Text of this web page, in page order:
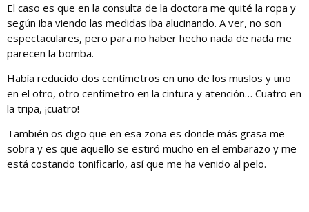
El caso es que en la consulta de la doctora me quité la ropa y
según iba viendo las medidas iba alucinando. A ver, no son
espectaculares, pero para no haber hecho nada de nada me
parecen la bomba.
Había reducido dos centímetros en uno de los muslos y uno
en el otro, otro centímetro en la cintura y atención… Cuatro en
la tripa, ¡cuatro!
También os digo que en esa zona es donde más grasa me
sobra y es que aquello se estiró mucho en el embarazo y me
está costando tonificarlo, así que me ha venido al pelo.